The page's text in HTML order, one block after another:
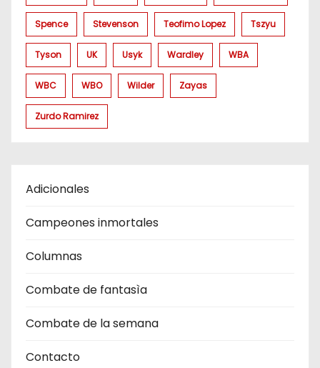
Spence Stevenson Teofimo Lopez Tszyu
Tyson UK Usyk Wardley WBA
WBC WBO Wilder Zayas
Zurdo Ramirez
Adicionales
Campeones inmortales
Columnas
Combate de fantasìa
Combate de la semana
Contacto